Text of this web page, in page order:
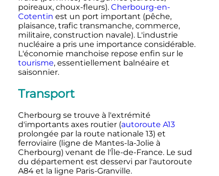
poireaux, choux-fleurs). Cherbourg-en-
Cotentin est un port important (pêche,
plaisance, trafic transmanche, commerce,
militaire, construction navale). L'industrie
nucléaire a pris une importance considérable.
L'économie manchoise repose enfin sur le
tourisme, essentiellement balnéaire et
saisonnier.
Transport
Cherbourg se trouve à l'extrémité
d'importants axes routier (autoroute A13
prolongée par la route nationale 13) et
ferroviaire (ligne de Mantes-la-Jolie à
Cherbourg) venant de l'Île-de-France. Le sud
du département est desservi par l'autoroute
A84 et la ligne Paris-Granville.